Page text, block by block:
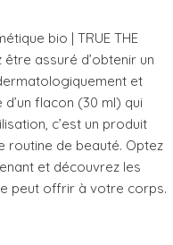
bio | TRUE THE
être assuré d’obtenir un
et
flacon (30 ml) qui
c’est un produit
routine de beauté. Optez
et découvrez les
peut offrir à votre corps.